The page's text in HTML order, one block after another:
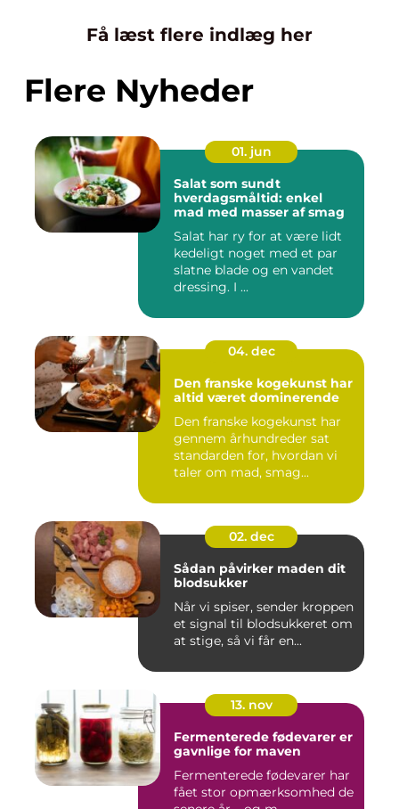
Få læst flere indlæg her
Flere Nyheder
01. jun
Salat som sundt
hverdagsmåltid: enkel
mad med masser af smag
Salat har ry for at være lidt
kedeligt noget med et par
slatne blade og en vandet
dressing. I ...
04. dec
Den franske kogekunst har
altid været dominerende
Den franske kogekunst har
gennem århundreder sat
standarden for, hvordan vi
taler om mad, smag...
02. dec
Sådan påvirker maden dit
blodsukker
Når vi spiser, sender kroppen
et signal til blodsukkeret om
at stige, så vi får en...
13. nov
Fermenterede fødevarer er
gavnlige for maven
Fermenterede fødevarer har
fået stor opmærksomhed de